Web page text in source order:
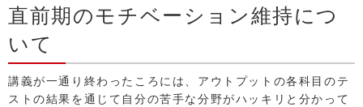
直前期のモチベーション維持につ
いて
講義が一通り終わったころには、アウトプットの各科目のテ
ストの結果を通じて自分の苦手な分野がハッキリと分かって